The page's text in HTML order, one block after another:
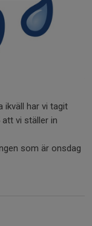
ikväll har vi tagit
vi ställer in
som är onsdag